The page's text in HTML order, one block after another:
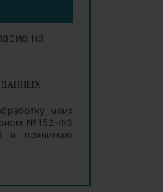
на
ДАННЫХ
моих
№152-ФЗ
и принимаю